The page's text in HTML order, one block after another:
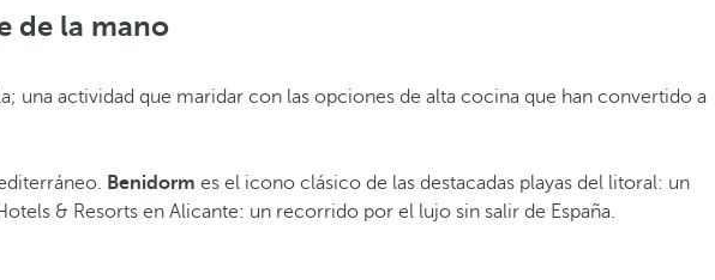
de la mano
una actividad que maridar con las opciones de alta cocina que han convertido a
Benidorm es el icono clásico de las destacadas playas del litoral: un
& Resorts en Alicante: un recorrido por el lujo sin salir de España.